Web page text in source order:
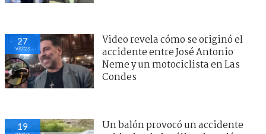
27
visitas
Video revela cómo se originó el
accidente entre José Antonio
Neme y un motociclista en Las
Condes
19
Un balón provocó un accidente